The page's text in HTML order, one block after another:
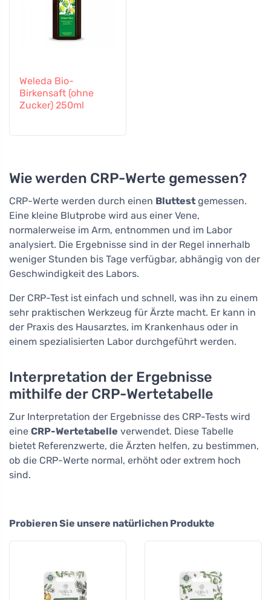
Weleda Bio-
Birkensaft (ohne
Zucker) 250ml
Wie werden CRP-Werte gemessen?
CRP-Werte werden durch einen Bluttest gemessen.
Eine kleine Blutprobe wird aus einer Vene,
normalerweise im Arm, entnommen und im Labor
analysiert. Die Ergebnisse sind in der Regel innerhalb
weniger Stunden bis Tage verfügbar, abhängig von der
Geschwindigkeit des Labors.
Der CRP-Test ist einfach und schnell, was ihn zu einem
sehr praktischen Werkzeug für Ärzte macht. Er kann in
der Praxis des Hausarztes, im Krankenhaus oder in
einem spezialisierten Labor durchgeführt werden.
Interpretation der Ergebnisse
mithilfe der CRP-Wertetabelle
Zur Interpretation der Ergebnisse des CRP-Tests wird
eine CRP-Wertetabelle verwendet. Diese Tabelle
bietet Referenzwerte, die Ärzten helfen, zu bestimmen,
ob die CRP-Werte normal, erhöht oder extrem hoch
sind.
Probieren Sie unsere natürlichen Produkte